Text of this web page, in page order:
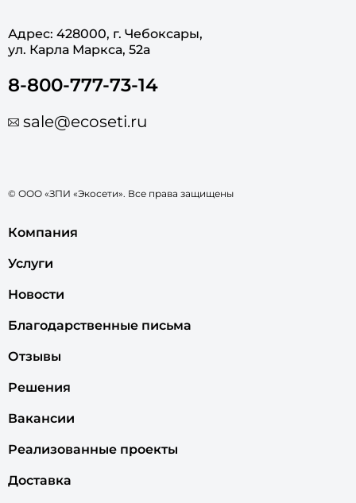
Адрес: 428000, г. Чебоксары,
ул. Карла Маркса, 52а
8-800-777-73-14
sale@ecoseti.ru
© ООО «ЗПИ «Экосети». Все права защищены
Компания
Услуги
Новости
Благодарственные письма
Отзывы
Решения
Вакансии
Реализованные проекты
Доставка